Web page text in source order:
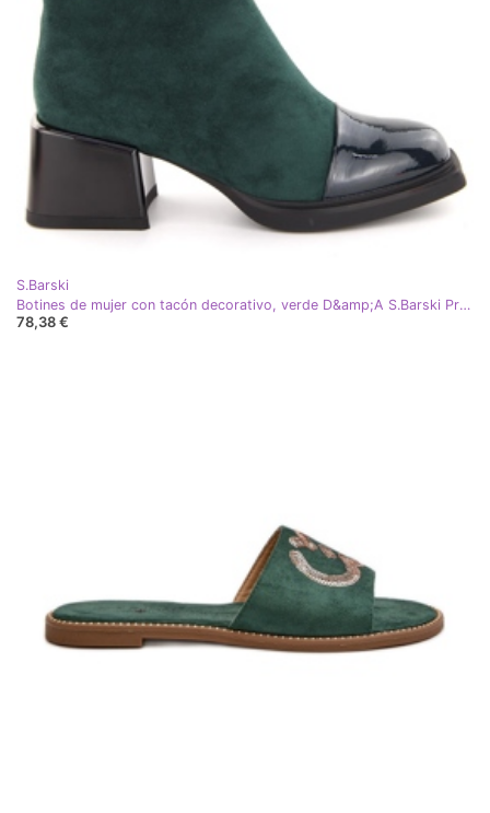
S.Barski
Botines de mujer con tacón decorativo, verde D&amp;A S.Barski Premium Collection MR880-018
78,38 €